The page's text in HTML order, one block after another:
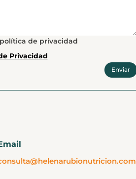
de privacidad
Privacidad
Enviar